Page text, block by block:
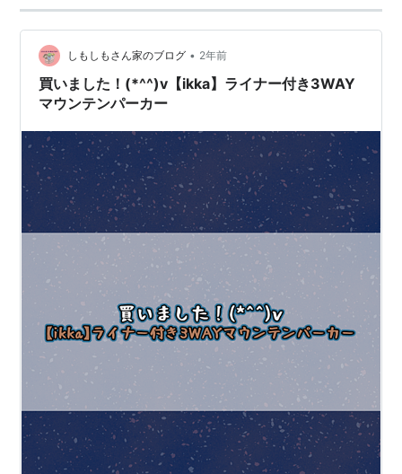
しもしもさん家のブログ • 2年前
買いました！(*^^)v【ikka】ライナー付き3WAY
マウンテンパーカー